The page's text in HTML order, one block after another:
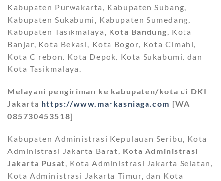
Kabupaten Purwakarta, Kabupaten Subang,
Kabupaten Sukabumi, Kabupaten Sumedang,
Kabupaten Tasikmalaya, Kota Bandung, Kota
Banjar, Kota Bekasi, Kota Bogor, Kota Cimahi,
Kota Cirebon, Kota Depok, Kota Sukabumi, dan
Kota Tasikmalaya.
Melayani pengiriman ke kabupaten/kota di DKI
Jakarta https://www.markasniaga.com [WA
085730453518]
Kabupaten Administrasi Kepulauan Seribu, Kota
Administrasi Jakarta Barat, Kota Administrasi
Jakarta Pusat , Kota Administrasi Jakarta Selatan,
Kota Administrasi Jakarta Timur, dan Kota